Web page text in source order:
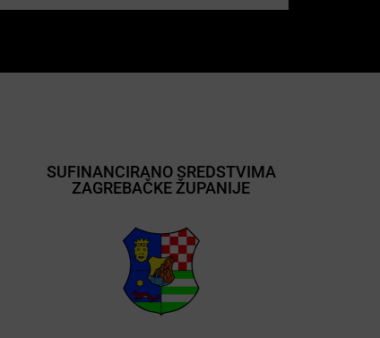
SUFINANCIRANO SREDSTVIMA
ZAGREBAČKE ŽUPANIJE